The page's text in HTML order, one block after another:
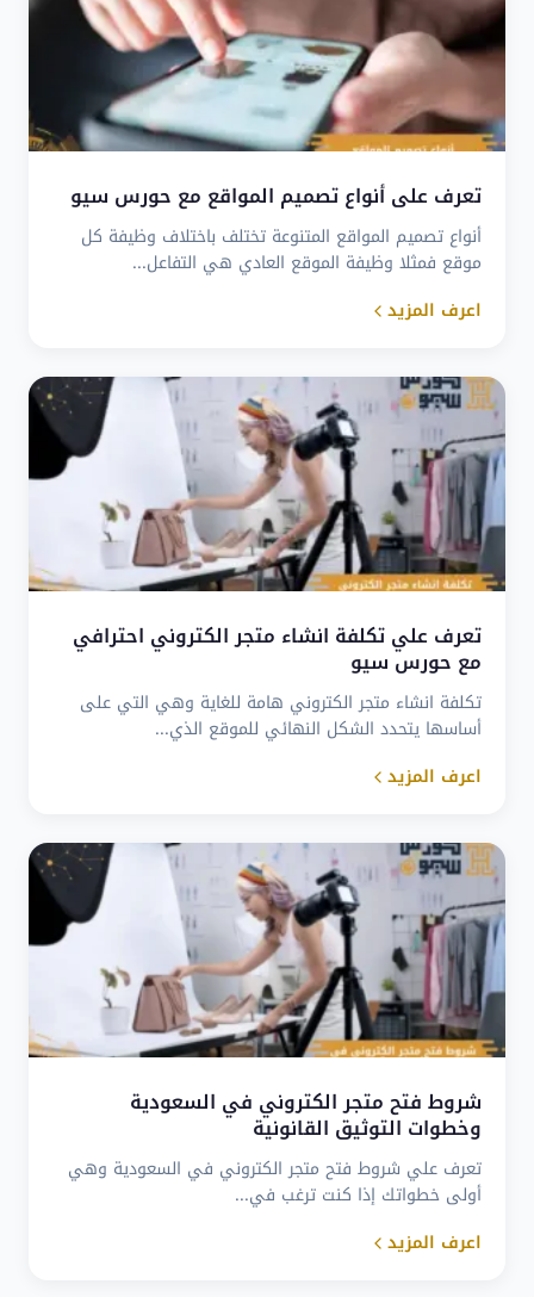
تعرف على أنواع تصميم المواقع مع حورس سيو
أنواع تصميم المواقع المتنوعة تختلف باختلاف وظيفة كل
موقع فمثلا وظيفة الموقع العادي هي التفاعل...
اعرف المزيد
تعرف علي تكلفة انشاء متجر الكتروني احترافي
مع حورس سيو
تكلفة انشاء متجر الكتروني هامة للغاية وهي التي على
أساسها يتحدد الشكل النهائي للموقع الذي...
اعرف المزيد
شروط فتح متجر الكتروني في السعودية
وخطوات التوثيق القانونية
تعرف علي شروط فتح متجر الكتروني في السعودية وهي
أولى خطواتك إذا كنت ترغب في...
اعرف المزيد